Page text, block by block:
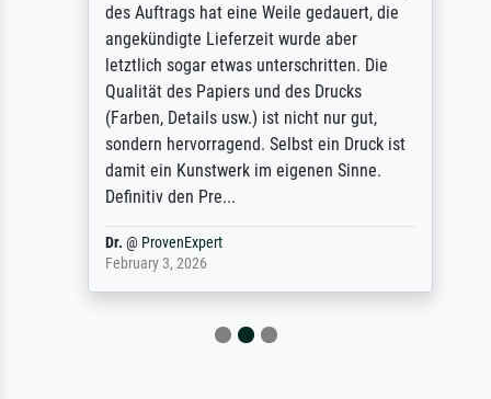
des Auftrags hat eine Weile gedauert, die
angekündigte Lieferzeit wurde aber
letztlich sogar etwas unterschritten. Die
Qualität des Papiers und des Drucks
(Farben, Details usw.) ist nicht nur gut,
sondern hervorragend. Selbst ein Druck ist
damit ein Kunstwerk im eigenen Sinne.
Definitiv den Pre...
Dr.@ProvenExpert
February 3, 2026